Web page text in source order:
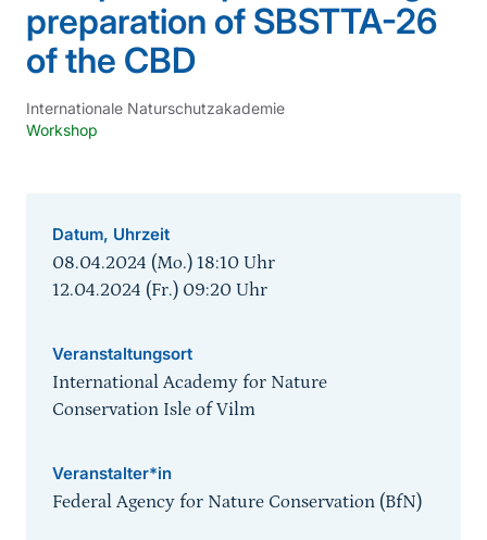
preparation of SBSTTA-26
of the CBD
Internationale Naturschutzakademie
Workshop
Datum, Uhrzeit
08.04.2024 (Mo.) 18:10 Uhr
12.04.2024 (Fr.) 09:20 Uhr
Veranstaltungsort
International Academy for Nature
Conservation Isle of Vilm
Veranstalter*in
Federal Agency for Nature Conservation (BfN)